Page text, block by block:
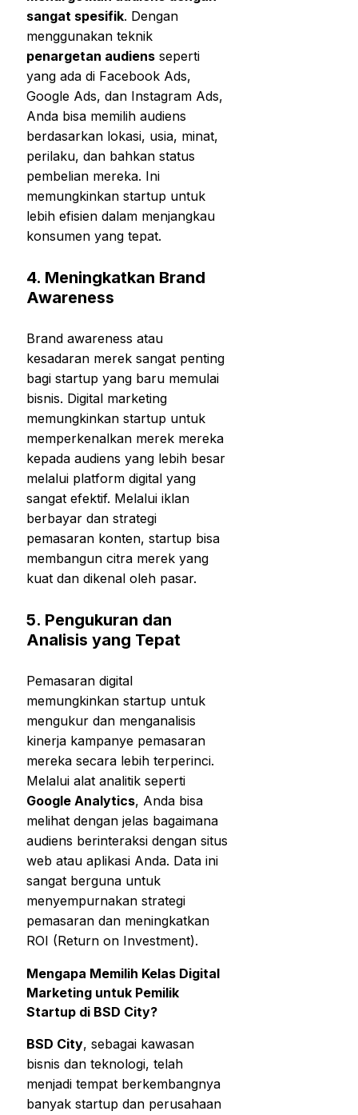
sangat spesifik. Dengan
menggunakan teknik
penargetan audiens seperti
yang ada di Facebook Ads,
Google Ads, dan Instagram Ads,
Anda bisa memilih audiens
berdasarkan lokasi, usia, minat,
perilaku, dan bahkan status
pembelian mereka. Ini
memungkinkan startup untuk
lebih efisien dalam menjangkau
konsumen yang tepat.
4. Meningkatkan Brand
Awareness
Brand awareness atau
kesadaran merek sangat penting
bagi startup yang baru memulai
bisnis. Digital marketing
memungkinkan startup untuk
memperkenalkan merek mereka
kepada audiens yang lebih besar
melalui platform digital yang
sangat efektif. Melalui iklan
berbayar dan strategi
pemasaran konten, startup bisa
membangun citra merek yang
kuat dan dikenal oleh pasar.
5. Pengukuran dan
Analisis yang Tepat
Pemasaran digital
memungkinkan startup untuk
mengukur dan menganalisis
kinerja kampanye pemasaran
mereka secara lebih terperinci.
Melalui alat analitik seperti
Google Analytics, Anda bisa
melihat dengan jelas bagaimana
audiens berinteraksi dengan situs
web atau aplikasi Anda. Data ini
sangat berguna untuk
menyempurnakan strategi
pemasaran dan meningkatkan
ROI (Return on Investment).
Mengapa Memilih Kelas Digital
Marketing untuk Pemilik
Startup di BSD City?
BSD City, sebagai kawasan
bisnis dan teknologi, telah
menjadi tempat berkembangnya
banyak startup dan perusahaan